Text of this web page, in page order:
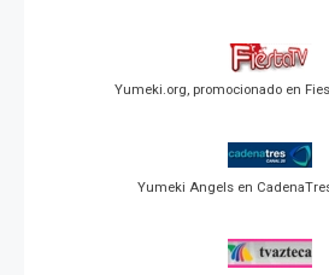
Yumeki.org, promocionado en
Yumeki Angels en